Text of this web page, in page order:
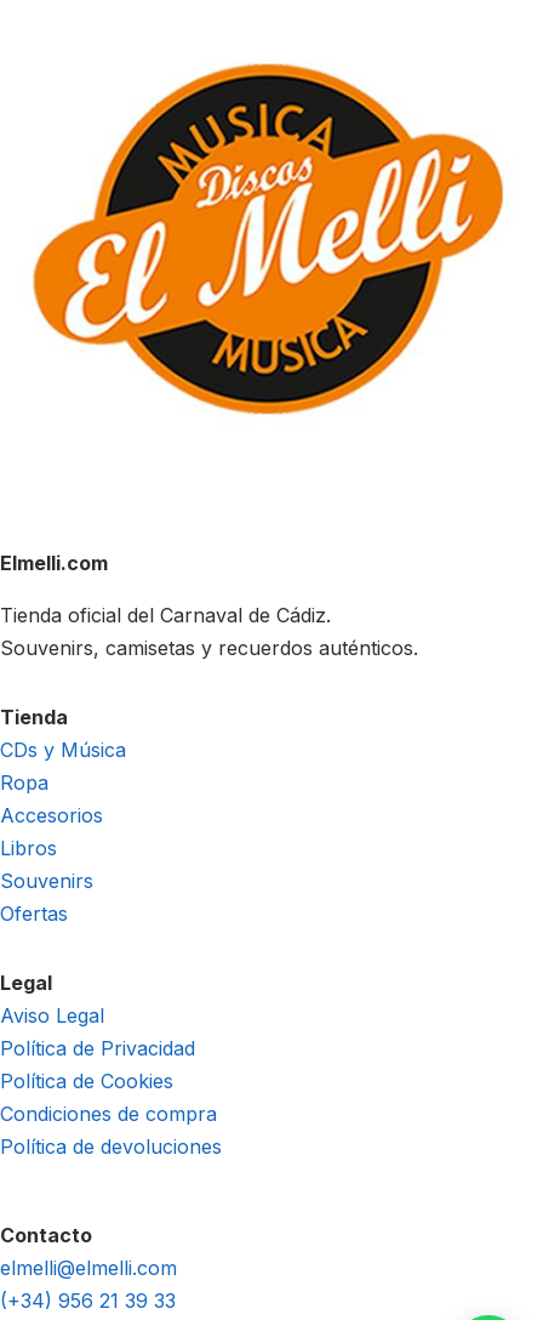
Elmelli.com
Tienda oficial del Carnaval de Cádiz.
Souvenirs, camisetas y recuerdos auténticos.
Tienda
CDs y Música
Ropa
Accesorios
Libros
Souvenirs
Ofertas
Legal
Aviso Legal
Política de Privacidad
Política de Cookies
Condiciones de compra
Política de devoluciones
Contacto
elmelli@elmelli.com
(+34) 956 21 39 33